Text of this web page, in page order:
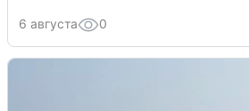
6 августа 0